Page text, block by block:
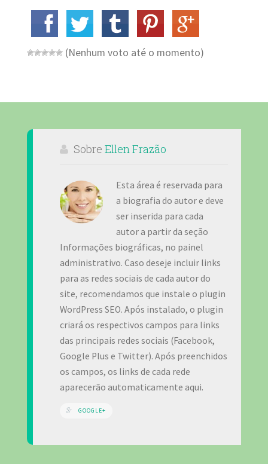
(Nenhum voto até o momento)
Sobre Ellen Frazão
Esta área é reservada para
a biografia do autor e deve
ser inserida para cada
autor a partir da seção
Informações biográficas, no painel
administrativo. Caso deseje incluir links
para as redes sociais de cada autor do
site, recomendamos que instale o plugin
WordPress SEO. Após instalado, o plugin
criará os respectivos campos para links
das principais redes sociais (Facebook,
Google Plus e Twitter). Após preenchidos
os campos, os links de cada rede
aparecerão automaticamente aqui.
GOOGLE+